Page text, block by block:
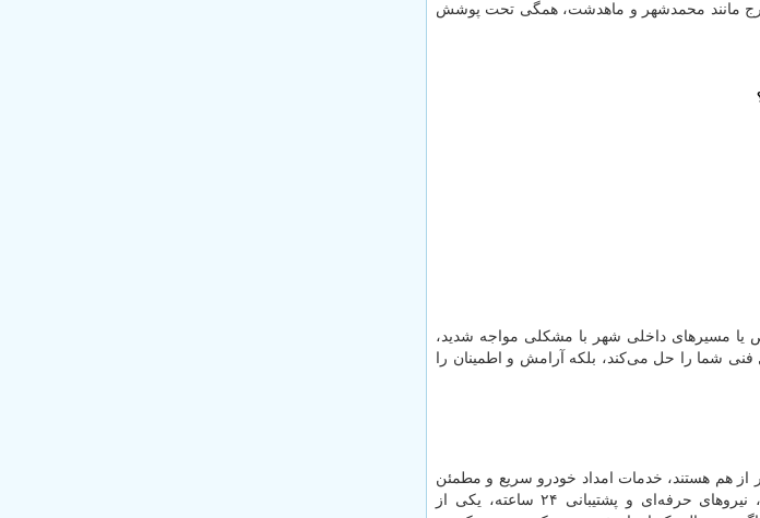
مانند محمدشهر و ماهدشت، همگی تحت پوشش
یا مسیرهای داخلی شهر با مشکلی مواجه شدید،
فنی شما را حل می‌کند، بلکه آرامش و اطمینان را
از هم هستند، خدمات امداد خودرو سریع و مطمئن
نه‌تنها یک نیاز بلکه ضرورتی انکارناپذیر است. امداد خودرو کارت درسته با خدمات کامل، نیروهای حرفه‌ای و پشتیبانی ۲۴ ساعته، یکی از